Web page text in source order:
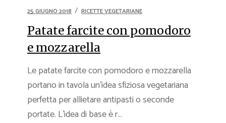
25 GIUGNO 2018 RICETTE VEGETARIANE
Patate farcite con pomodoro
e mozzarella
Le patate farcite con pomodoro e mozzarella
portano in tavola un’idea sfiziosa vegetariana
perfetta per allietare antipasti o seconde
portate. L’idea di base è r...